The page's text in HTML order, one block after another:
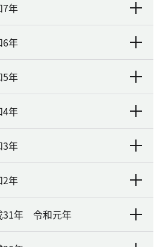
7年
6年
5年
4年
3年
2年
31年 令和元年